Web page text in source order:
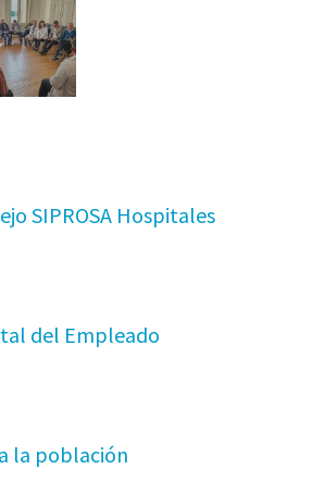
SIPROSA Hospitales
del Empleado
la población